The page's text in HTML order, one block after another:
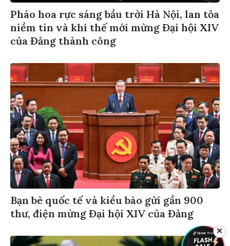
Pháo hoa rực sáng bầu trời Hà Nội, lan tỏa
niềm tin và khí thế mới mừng Đại hội XIV
của Đảng thành công
Bạn bè quốc tế và kiều bào gửi gần 900
thư, điện mừng Đại hội XIV của Đảng
✕